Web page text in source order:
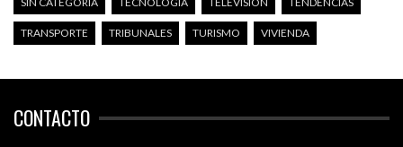
TRANSPORTE TRIBUNALES TURISMO VIVIENDA
CONTACTO